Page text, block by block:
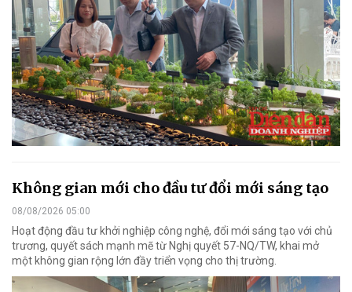
Không gian mới cho đầu tư đổi mới sáng tạo
08/08/2026 05:00
Hoạt động đầu tư khởi nghiệp công nghệ, đổi mới sáng tạo với chủ
trương, quyết sách mạnh mẽ từ Nghị quyết 57-NQ/TW, khai mở
một không gian rộng lớn đầy triển vọng cho thị trường.